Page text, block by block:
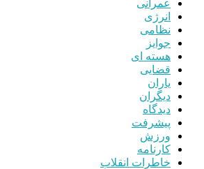
عمرانی
انرژی
نظامی
جوایز
هسته ای
قضایی
یاران
دیگران
دیدگاه
پیشرفت
ورزش
کارنامه
خاطرات انقلاب